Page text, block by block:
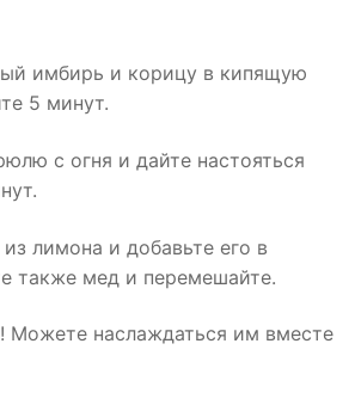
имбирь и корицу в кипящую
5 минут.
с огня и дайте настояться
лимона и добавьте его в
также мед и перемешайте.
Можете наслаждаться им вместе